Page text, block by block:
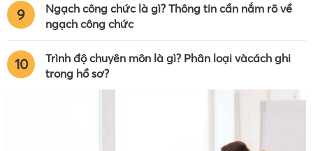
9
Ngạch công chức là gì? Thông tin cần nắm rõ về
ngạch công chức
10
Trình độ chuyên môn là gì? Phân loại vàcách ghi
trong hồ sơ?